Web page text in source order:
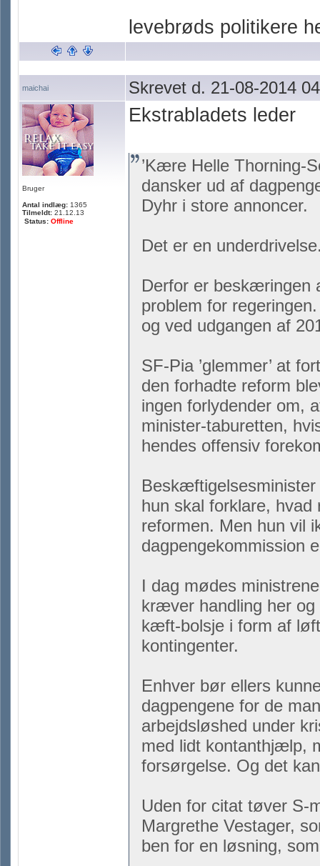
levebrøds politikere
maichai Skrevet d. 21-08-2014
Bruger
Antal indlæg: 1365
Tilmeldt: 21.12.13
Status: Offline
Ekstrabladets leder
’Kære Helle Thorning-
dansker ud af
Dyhr i store annoncer.
Det er en
Derfor er beskæringen
problem for
og ved udgangen af
SF-Pia ’glemmer’ at
den forhadte reform
ingen forlydender om,
minister-taburetten,
hendes offensiv
hun skal forklare,
reformen. Men hun vil
dagpengekommission
I dag mødes
kræver handling her og
kæft-bolsje i form af
kontingenter.
Enhver bør ellers
dagpengene for de
arbejdsløshed under
med lidt kontanthjælp,
forsørgelse. Og det
Uden for citat tøver S-
Margrethe Vestager,
ben for en løsning,